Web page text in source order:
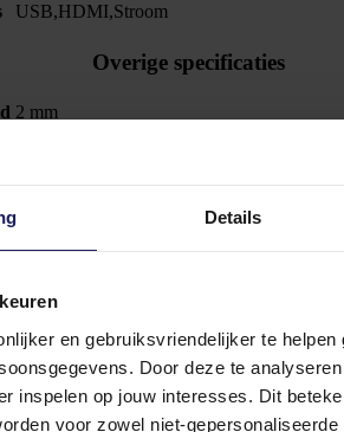
Details
en gebruiksvriendelijker te
Door deze te
inspelen op jouw interesses. Dit
voor zowel niet-
USB,HDMI,Stroom
Overige specificaties
2 mm
B1 - LED-monitor
- 360 cd/m² - 1000:1
aan onze klantenservice!
diensten of service? Onze deskundige